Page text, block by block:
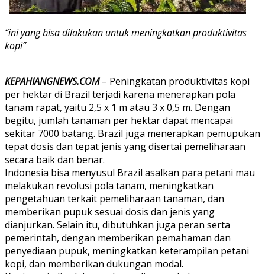
“ini yang bisa dilakukan untuk meningkatkan produktivitas
kopi”
KEPAHIANGNEWS.COM– Peningkatan produktivitas kopi
per hektar di Brazil terjadi karena menerapkan pola
tanam rapat, yaitu 2,5 x 1 m atau 3 x 0,5 m. Dengan
begitu, jumlah tanaman per hektar dapat mencapai
sekitar 7000 batang. Brazil juga menerapkan pemupukan
tepat dosis dan tepat jenis yang disertai pemeliharaan
secara baik dan benar.
Indonesia bisa menyusul Brazil asalkan para petani mau
melakukan revolusi pola tanam, meningkatkan
pengetahuan terkait pemeliharaan tanaman, dan
memberikan pupuk sesuai dosis dan jenis yang
dianjurkan. Selain itu, dibutuhkan juga peran serta
pemerintah, dengan memberikan pemahaman dan
penyediaan pupuk, meningkatkan keterampilan petani
kopi, dan memberikan dukungan modal.